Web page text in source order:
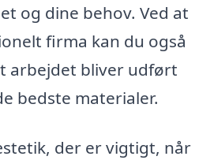
og dine behov. Ved at
firma kan du også
arbejdet bliver udført
bedste materialer.
der er vigtigt, når